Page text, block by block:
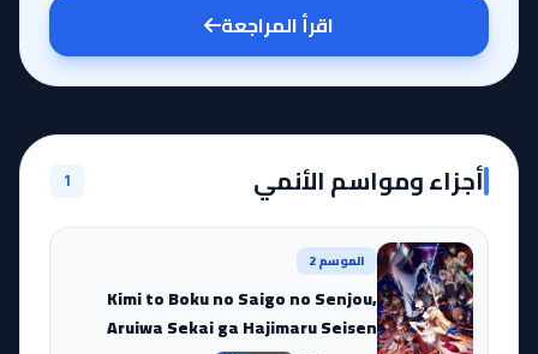
اقرأ المراجعة
أجزاء ومواسم الأنمي 1
الموسم 2
Kimi to Boku no Saigo no Senjou,
Aruiwa Sekai ga Hajimaru Seisen